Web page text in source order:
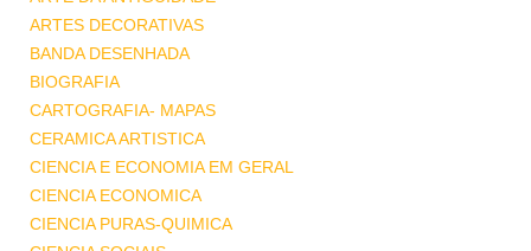
ARTES DECORATIVAS
BANDA DESENHADA
BIOGRAFIA
CARTOGRAFIA- MAPAS
CERAMICA ARTISTICA
CIENCIA E ECONOMIA EM GERAL
CIENCIA ECONOMICA
CIENCIA PURAS-QUIMICA